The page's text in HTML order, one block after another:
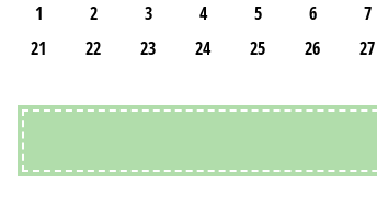
1 2 3 4 5 6 7
21
22 23 24 25 26 27